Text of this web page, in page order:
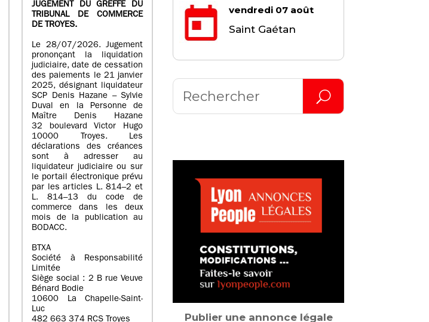
JUGEMENT DU GREFFE DU
TRIBUNAL DE COMMERCE
DE TROYES.
Le 28/07/2026. Jugement
prononçant la liquidation
judiciaire, date de cessation
des paiements le 21 janvier
2025, désignant liquidateur
SCP Denis Hazane – Sylvie
Duval en la Personne de
Maître Denis Hazane
32 boulevard Victor Hugo
10000 Troyes. Les
déclarations des créances
sont à adresser au
liquidateur judiciaire ou sur
le portail électronique prévu
par les articles L. 814–2 et
L. 814–13 du code de
commerce dans les deux
mois de la publication au
BODACC.
BTXA
Société à Responsabilité
Limitée
Siège social : 2 B rue Veuve
Bénard Bodie
10600 La Chapelle-Saint-
Luc
482 663 374 RCS Troyes
vendredi 07 août
Saint Gaétan
Publier une annonce légale